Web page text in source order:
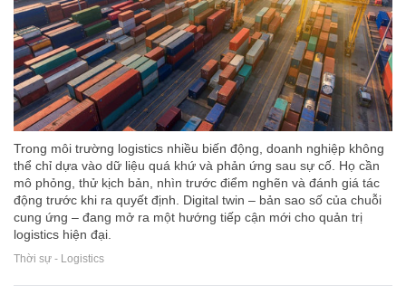
Trong môi trường logistics nhiều biến động, doanh nghiệp không
thể chỉ dựa vào dữ liệu quá khứ và phản ứng sau sự cố. Họ cần
mô phỏng, thử kịch bản, nhìn trước điểm nghẽn và đánh giá tác
động trước khi ra quyết định. Digital twin – bản sao số của chuỗi
cung ứng – đang mở ra một hướng tiếp cận mới cho quản trị
logistics hiện đại.
Thời sự - Logistics